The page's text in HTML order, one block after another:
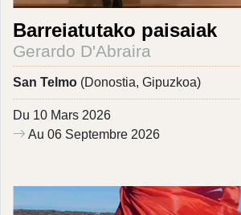
Barreiatutako paisaiak
Gerardo D'Abraira
San Telmo (Donostia, Gipuzkoa)
Du 10 Mars 2026
Au 06 Septembre 2026